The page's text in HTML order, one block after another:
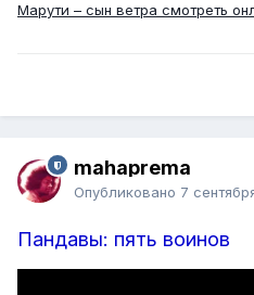
Марути – сын ветра смотреть
mahaprema
Опубликовано 7
Пандавы: пять воинов